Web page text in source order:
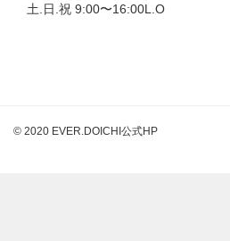
土.日.祝 9:00〜16:00L.O
© 2020 EVER.DOICHI公式HP